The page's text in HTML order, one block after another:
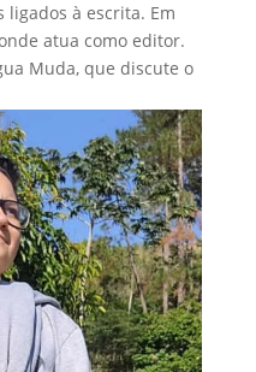
ligados à escrita. Em
atua como editor.
Muda, que discute o